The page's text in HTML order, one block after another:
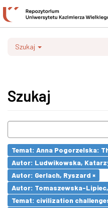
Szukaj
Szukaj
Temat: Anna Pogorzelska:
Autor: Ludwikowska,
Autor: Gerlach, Ryszard ×
Autor: Tomaszewska-Lipiec,
Temat: civilization